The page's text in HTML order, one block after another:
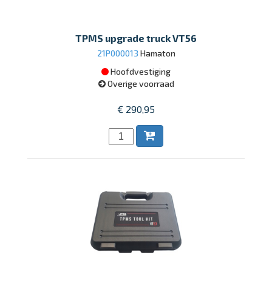
TPMS upgrade truck VT56
21P000013 Hamaton
Hoofdvestiging
Overige voorraad
€ 290,95